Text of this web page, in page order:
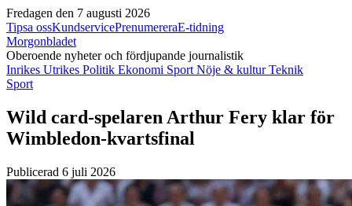
Fredagen den 7 augusti 2026
Tipsa ossKundservicePrenumereraE-tidning
Morgonbladet
Oberoende nyheter och fördjupande journalistik
Inrikes Utrikes Politik Ekonomi Sport Nöje & kulturTeknik
Sport
Wild card-spelaren Arthur Fery klar för
Wimbledon-kvartsfinal
Publicerad 6 juli 2026